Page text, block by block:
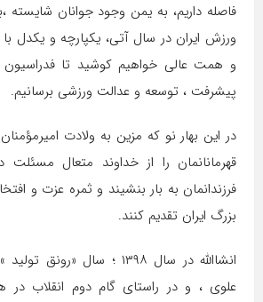
فاصله داریم، به یمن وجود جوانان شایسته
ورزش ایران در سال آتی، یکپارچه و یکدل
و همت عالی خواهیم کوشید تا
پیشرفت ، توسعه و عدالت ورزشی برسانیم.
در این بهار نو که مزین به ولادت
قهرمانانمان را از خداوند متعال مسئلت
فرزندانمان به بار بنشیند و ثمره عزت و
بزرگ ایران تقدیم کنند.
انشا‌الله ‌در سال ۱۳۹۸ ؛ سال
علوی ، و در راستای گام دوم انقلاب در